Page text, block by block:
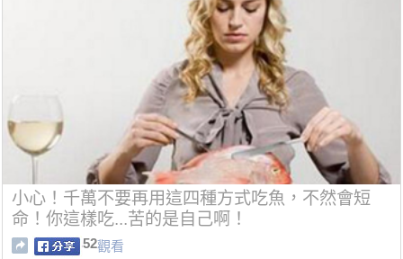
小心！千萬不要再用這四種方式吃魚，不然會短
命！你這樣吃...苦的是自己啊！
52觀看